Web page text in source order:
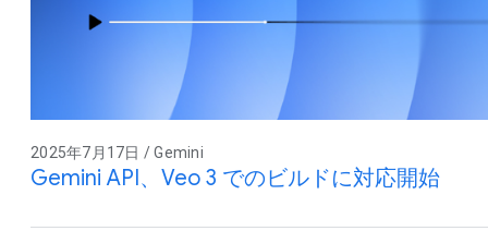
2025年7月17日 / Gemini
Gemini API、Veo 3 でのビルドに対応開始